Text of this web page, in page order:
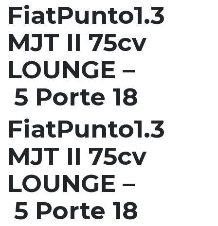
FiatPunto1.3
MJT II 75cv
LOUNGE –
5 Porte 18
FiatPunto1.3
MJT II 75cv
LOUNGE –
5 Porte 18